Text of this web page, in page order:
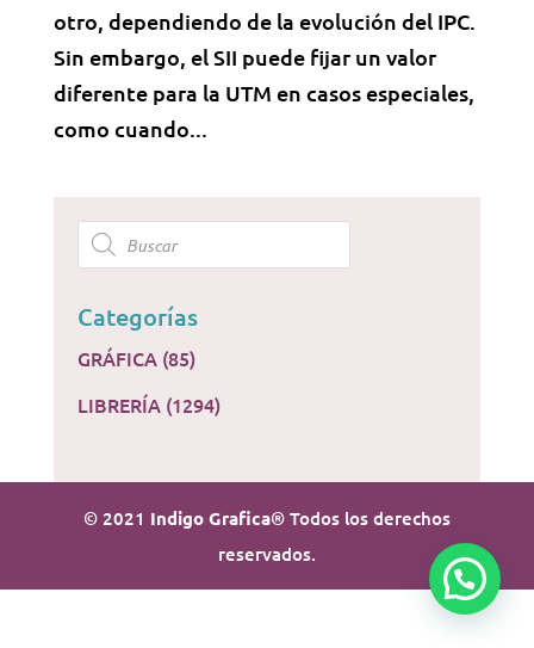
otro, dependiendo de la evolución del IPC.
Sin embargo, el SII puede fijar un valor
diferente para la UTM en casos especiales,
como cuando...
Products
search
Categorías
GRÁFICA (85)
LIBRERÍA (1294)
© 2021 Indigo Grafica® Todos los derechos
reservados.